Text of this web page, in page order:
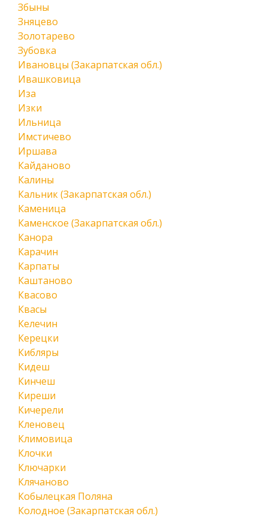
Збыны
Зняцево
Золотарево
Зубовка
Ивановцы (Закарпатская обл.)
Ивашковица
Иза
Изки
Ильница
Имстичево
Иршава
Кайданово
Калины
Кальник (Закарпатская обл.)
Каменица
Каменское (Закарпатская обл.)
Канора
Карачин
Карпаты
Каштаново
Квасово
Квасы
Келечин
Керецки
Кибляры
Кидеш
Кинчеш
Киреши
Кичерели
Кленовец
Климовица
Клочки
Ключарки
Клячаново
Кобылецкая Поляна
Колодное (Закарпатская обл.)